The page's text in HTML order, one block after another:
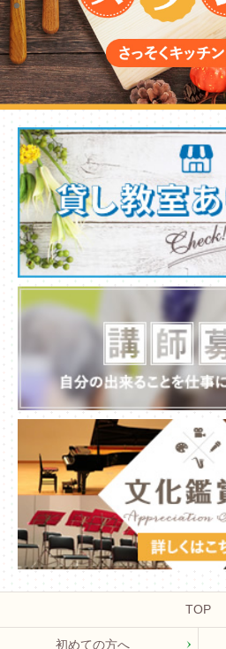
TOP
初めての方へ